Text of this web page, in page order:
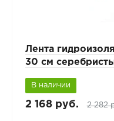
Лента
30 см
В наличии
2 168 руб. 2 282